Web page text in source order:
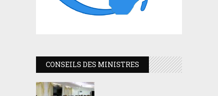
CONSEILS DES MINISTRES